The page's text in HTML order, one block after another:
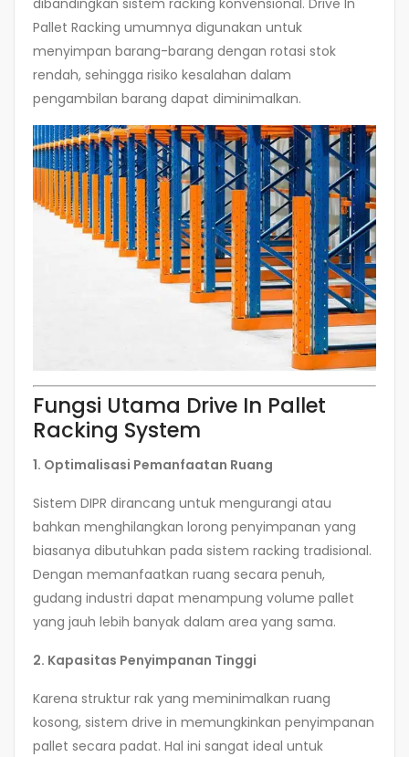
Pallet Racking umumnya digunakan untuk
menyimpan barang-barang dengan rotasi stok
rendah, sehingga risiko kesalahan dalam
pengambilan barang dapat diminimalkan.
Fungsi Utama Drive In Pallet
Racking System
1. Optimalisasi Pemanfaatan Ruang
Sistem DIPR dirancang untuk mengurangi atau
bahkan menghilangkan lorong penyimpanan yang
biasanya dibutuhkan pada sistem racking tradisional.
Dengan memanfaatkan ruang secara penuh,
gudang industri dapat menampung volume pallet
yang jauh lebih banyak dalam area yang sama.
2. Kapasitas Penyimpanan Tinggi
Karena struktur rak yang meminimalkan ruang
kosong, sistem drive in memungkinkan penyimpanan
pallet secara padat. Hal ini sangat ideal untuk